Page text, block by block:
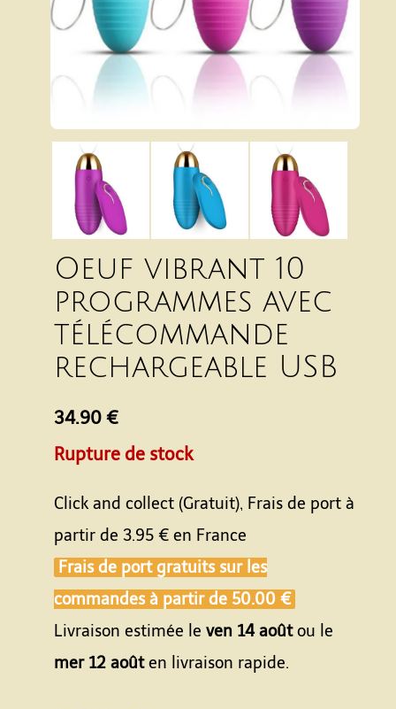
Oeuf vibrant 10
programmes avec
télécommande
rechargeable USB
34.90 €
Rupture de stock
Click and collect (Gratuit), Frais de port à
partir de 3.95 € en France
Frais de port gratuits sur les
commandes à partir de 50.00 €
Livraison estimée le ven 14 aoûtou le
mer 12 aoûten livraison rapide.